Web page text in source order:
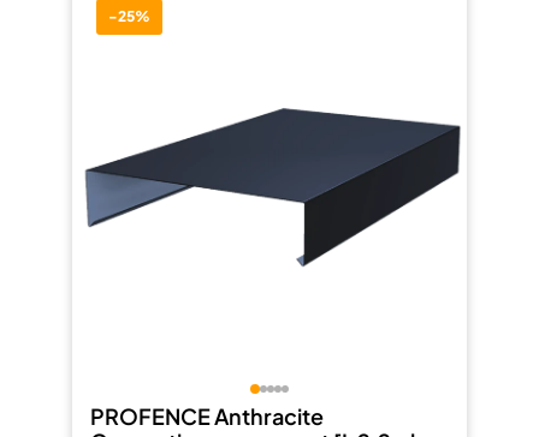
-25%
PROFENCE Anthracite